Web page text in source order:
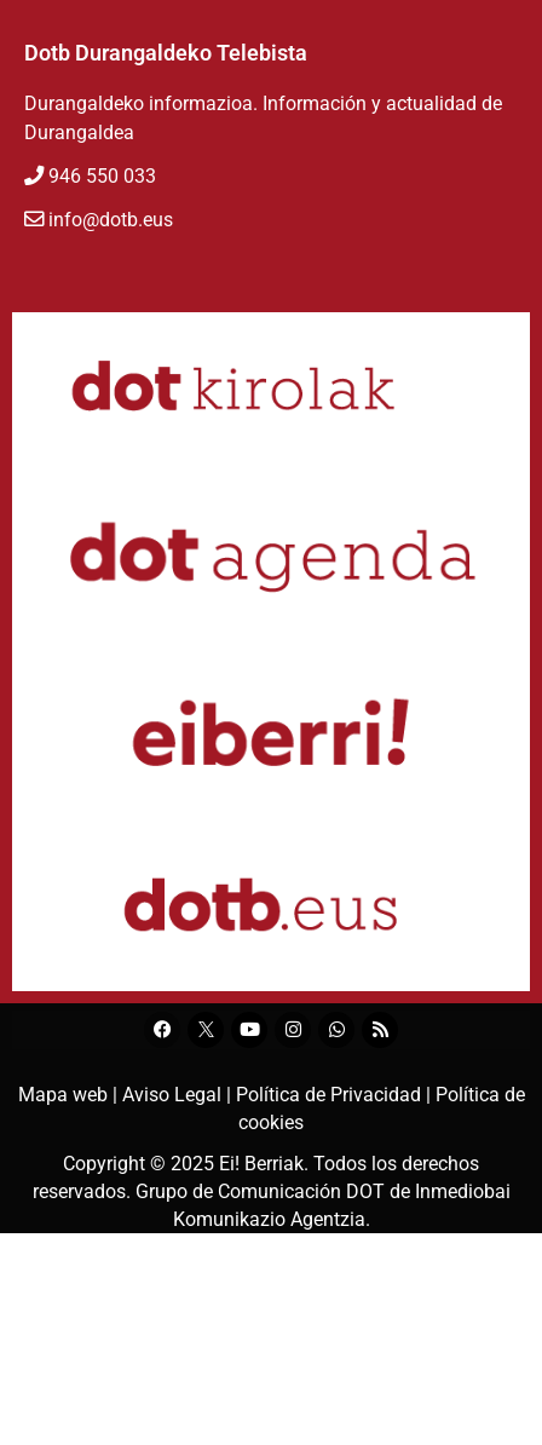
Dotb Durangaldeko Telebista
Durangaldeko informazioa. Información y actualidad de
Durangaldea
946 550 033
info@dotb.eus
Mapa web | Aviso Legal | Política de Privacidad | Política de
cookies
Copyright © 2025 Ei! Berriak. Todos los derechos
reservados. Grupo de Comunicación DOT de Inmediobai
Komunikazio Agentzia.